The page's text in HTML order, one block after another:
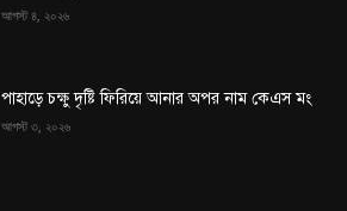
আগস্ট ৪, ২০২৬
পাহাড়ে চক্ষু দৃষ্টি ফিরিয়ে আনার অপর নাম কেএস মং
আগস্ট ৩, ২০২৬